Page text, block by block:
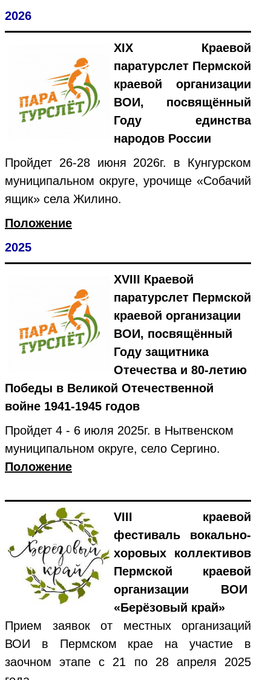
2026
XIX Краевой
паратурслет Пермской
краевой организации
ВОИ, посвящённый
Году единства
народов России
Пройдет 26-28 июня 2026г. в Кунгурском
муниципальном округе, урочище «Собачий
ящик» села Жилино.
Положение
2025
XVIII Краевой
паратурслет Пермской
краевой организации
ВОИ, посвящённый
Году защитника
Отечества и 80-летию
Победы в Великой Отечественной
войне 1941-1945 годов
Пройдет 4 - 6 июля 2025г. в Нытвенском
муниципальном округе, село Сергино.
Положение
VIII краевой
фестиваль вокально-
хоровых коллективов
Пермской краевой
организации ВОИ
«Берёзовый край»
Прием заявок от местных организаций
ВОИ в Пермском крае на участие в
заочном этапе с 21 по 28 апреля 2025